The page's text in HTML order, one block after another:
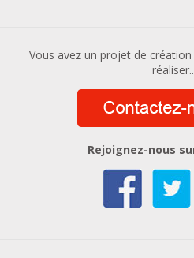
Vous avez un projet de
Rejoignez-nous